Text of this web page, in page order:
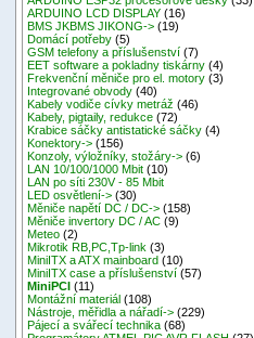
ARDUINO LCD DISPLAY (16)
BMS JKBMS JIKONG-> (19)
Domácí potřeby (5)
GSM telefony a příslušenství (7)
EET software a pokladny tiskárny (4)
Frekvenční měniče pro el. motory (3)
Integrované obvody (40)
Kabely vodiče cívky metráž (46)
Kabely, pigtaily, redukce (72)
Krabice sáčky antistatické sáčky (4)
Konektory-> (156)
Konzoly, výložníky, stožáry-> (6)
LAN 10/100/1000 Mbit (10)
LAN po síti 230V - 85 Mbit
LED osvětlení-> (30)
Měniče napětí DC / DC-> (158)
Měniče invertory DC / AC (9)
Meteo (2)
Mikrotik RB,PC,Tp-link (3)
MiniITX a ATX mainboard (10)
MiniITX case a příslušenství (57)
MiniPCI (11)
Montážní materiál (108)
Nástroje, měřidla a nářadí-> (229)
Pájecí a svářecí technika (68)